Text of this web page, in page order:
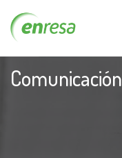
Comunicación